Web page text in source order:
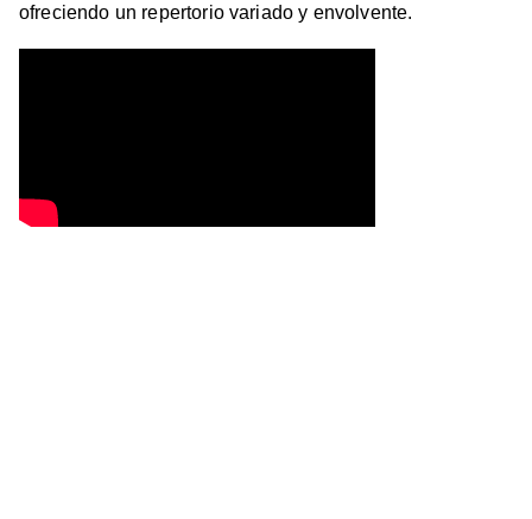
ofreciendo un repertorio variado y envolvente.